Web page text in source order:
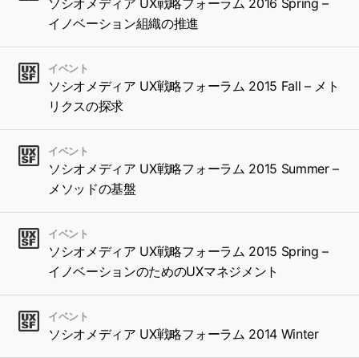
イノベーション組織の推進
イベント
ソシオメディア UX戦略フォーラム 2015 Fall – メト
リクスの探求
イベント
ソシオメディア UX戦略フォーラム 2015 Summer –
メソッドの基盤
イベント
ソシオメディア UX戦略フォーラム 2015 Spring –
イノベーションのためのUXマネジメント
イベント
ソシオメディア UX戦略フォーラム 2014 Winter